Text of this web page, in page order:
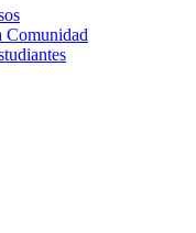
Comunidad